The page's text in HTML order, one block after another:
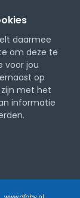
daarmee
om deze te
voor jou
op
met het
informatie